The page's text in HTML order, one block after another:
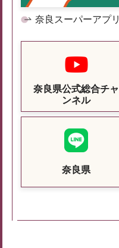
奈良スーパーアプリ
奈良県公式総合チャ
ンネル
奈良県